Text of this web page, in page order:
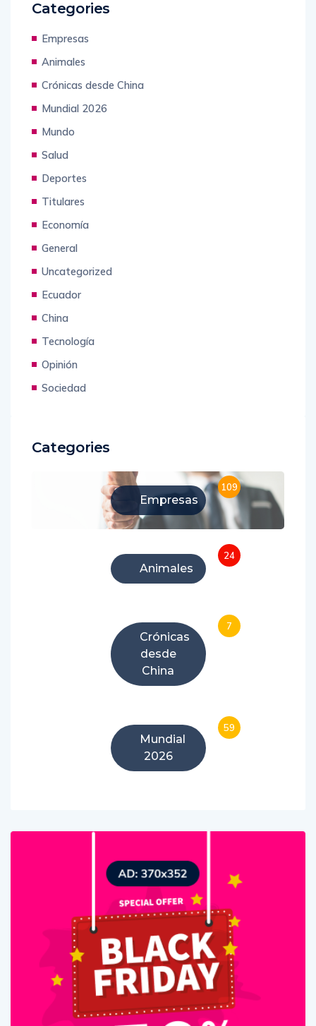
Categories
Empresas
Animales
Crónicas desde China
Mundial 2026
Mundo
Salud
Deportes
Titulares
Economía
General
Uncategorized
Ecuador
China
Tecnología
Opinión
Sociedad
Categories
Empresas
109
Animales
24
Crónicas
desde
China
7
Mundial
2026
59